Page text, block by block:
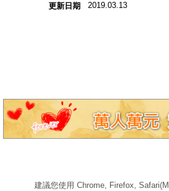
更新日期 2019.03.13
建議您使用 Chrome, Firefox,